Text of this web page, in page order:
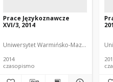
Biolik, Maria. Redaktor
Prace Językoznawcze
XVI/3, 2014
Uniwersytet Warmińsko-Mazurski
2014
czasopismo